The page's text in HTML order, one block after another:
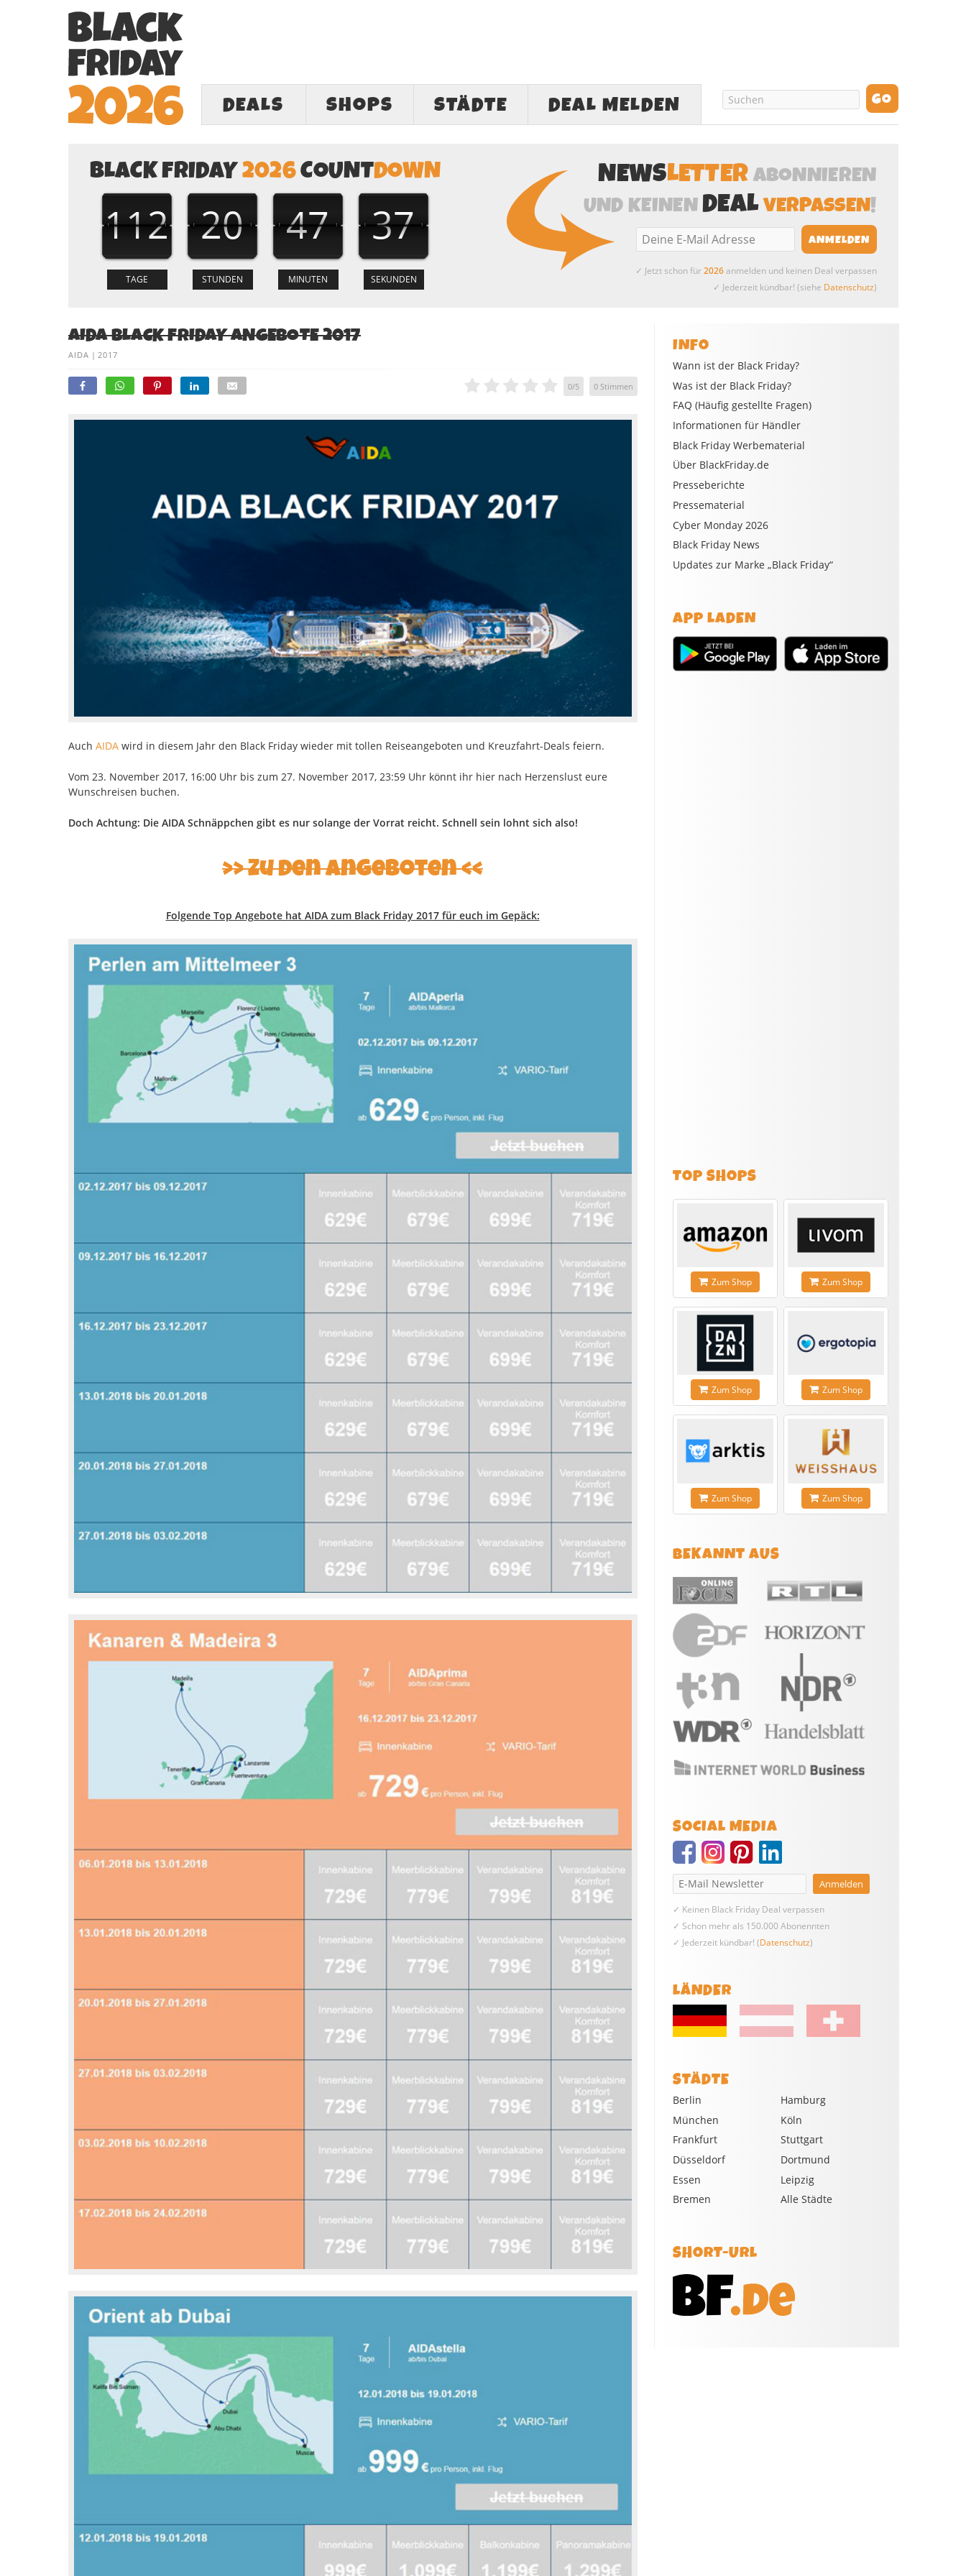
DEALS SHOPS STÄDTE DEAL MELDEN
BLACK FRIDAY2026COUNTDOWN
112 20 47 36
NEWSLETTERABONNIEREN
UND KEINENDEALVERPASSEN!
✓ Jetzt schon für2026anmelden und keinen Deal verpassen
✓ Jederzeit kündbar! (siehe Datenschutz)
AIDA BLACK FRIDAY ANGEBOTE 2017
AIDA | 2017
0/5 0Stimmen
Auch AIDAwird in diesem Jahr den Black Friday wieder mit tollen Reiseangeboten und Kreuzfahrt-Deals feiern.
Vom 23. November 2017, 16:00 Uhr bis zum 27. November 2017, 23:59 Uhr könnt ihr hier nach Herzenslust eure
Wunschreisen buchen.
Doch Achtung: Die AIDA Schnäppchen gibt es nur solange der Vorrat reicht. Schnell sein lohnt sich also!
>> Zu den Angeboten <<
Folgende Top Angebote hat AIDA zum Black Friday 2017 für euch im Gepäck:
INFO
Wann ist der Black Friday?
Was ist der Black Friday?
FAQ (Häufig gestellte Fragen)
Informationen für Händler
Black Friday Werbematerial
Über BlackFriday.de
Presseberichte
Pressematerial
Cyber Monday 2026
Black Friday News
Updates zur Marke „Black Friday“
APP LADEN
TOP SHOPS
Zum Shop Zum Shop
Zum Shop Zum Shop
Zum Shop Zum Shop
BEKANNT AUS
SOCIAL MEDIA
✓ Keinen Black Friday Deal verpassen
✓ Schon mehr als 150.000 Abonennten
✓ Jederzeit kündbar! (Datenschutz)
LÄNDER
STÄDTE
Berlin
Hamburg
München
Köln
Frankfurt
Stuttgart
Düsseldorf
Dortmund
Essen
Leipzig
Bremen
Alle Städte
SHORT-URL